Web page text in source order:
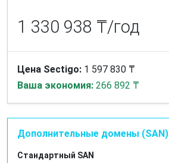
1 330 938 ₸/год
Цена Sectigo: 1 597 830 ₸
Ваша экономия: 266 892 ₸
Дополнительные домены (SAN)
Стандартный SAN